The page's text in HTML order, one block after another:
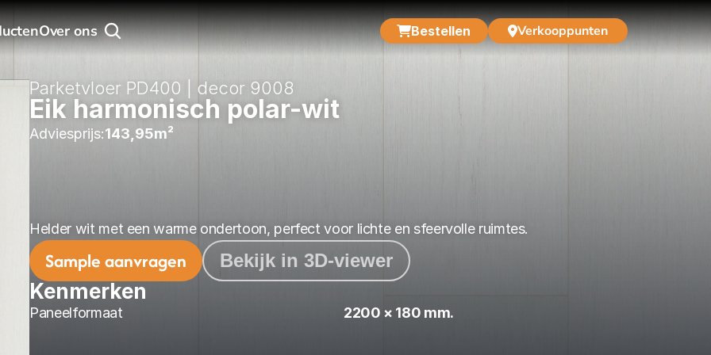
Over ons Bestellen Verkooppunten
Parketvloer PD400 | decor 9008
Eik harmonisch polar-wit
Adviesprijs:143,95m²
Helder wit met een warme ondertoon, perfect voor lichte en sfeervolle ruimtes.
Sample aanvragen Bekijk in 3D-viewer
Kenmerken
Paneelformaat 2200 × 180 mm.